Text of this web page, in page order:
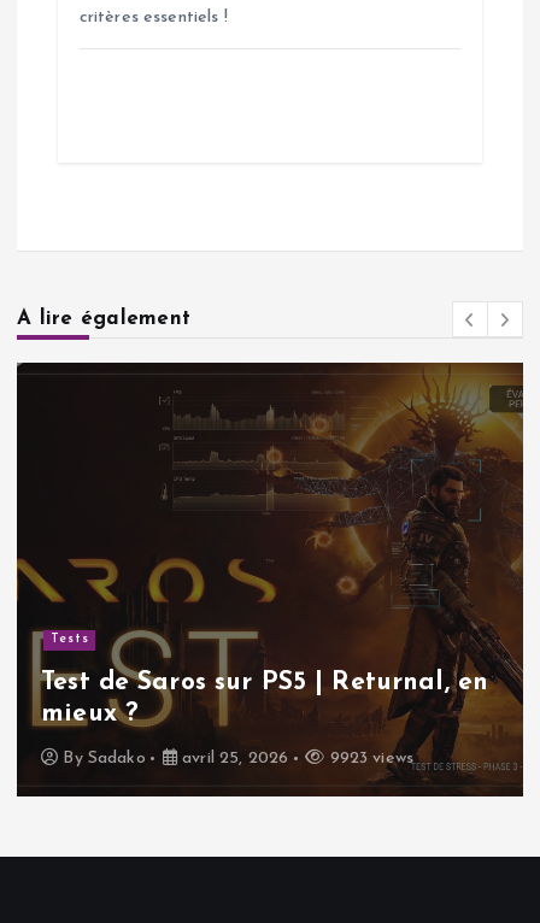
critères essentiels !
A lire également
Tests
Test de Saros sur PS5 | Returnal, en
mieux ?
By Sadako avril 25, 2026 9923 views